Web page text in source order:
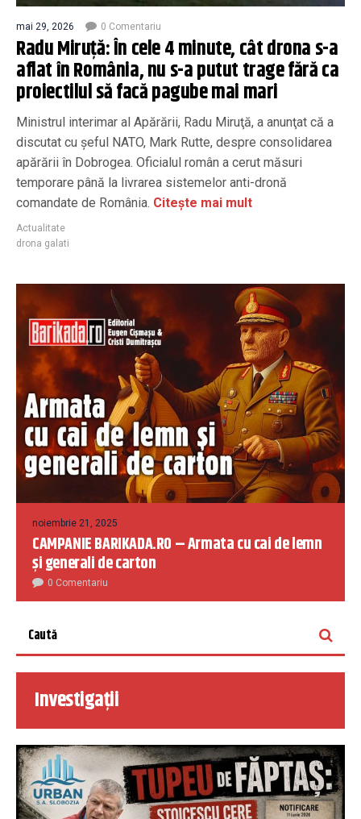
mai 29, 2026 0 Comentariu
Radu Miruţă: În cele 4 minute, cât drona s-a
aflat în România, nu s-a putut trage fără ca
proiectilul să facă pagube mai mari
Ministrul interimar al Apărării, Radu Miruţă, a anunţat că a
discutat cu șeful NATO, Mark Rutte, despre consolidarea
apărării în Dobrogea. Oficialul român a cerut măsuri
temporare până la livrarea sistemelor anti-dronă
comandate de România. Citește mai mult
Actualitate
drona galati
noiembrie 21, 2025
CAMPANIE BARIKADA.RO – Armata cu cai de lemn
și generali de carton
0 Comentariu
Investigații